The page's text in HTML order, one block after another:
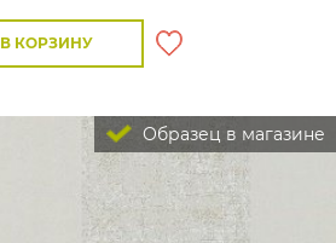
В КОРЗИНУ
Образец в магазине